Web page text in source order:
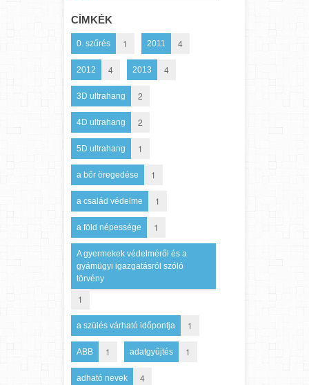
CÍMKÉK
0. szűrés 1 2011 4
2012 4 2013 4
3D ultrahang 2
4D ultrahang 2
5D ultrahang 1
a bőr öregedése 1
a család védelme 1
a föld népessége 1
A gyermekek védelméről és a
gyámügyi igazgatásról szóló
törvény
1
a szülés várható időpontja 1
ABB 1 adatgyűjtés 1
adható nevek 4